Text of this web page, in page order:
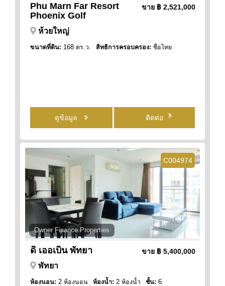
Phu Marn Far Resort
Phoenix Golf
ขาย ฿ 2,521,000
ห้วยใหญ่
ขนาดที่ดิน: 168 ตร.ว. สิทธิการครอบครอง: ชื่อไทย
ดูข้อมูล ติดต่อ
C004974
Owner Finance Properties
ดิ เออเบิน พัทยา ขาย ฿ 5,400,000
พัทยา
ห้องนอน: 2 ห้องนอน ห้องน้ำ: 2 ห้องน้ำ ชั้น: 6